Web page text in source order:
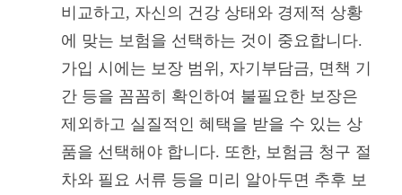
비교하고, 자신의 건강 상태와 경제적 상황
에 맞는 보험을 선택하는 것이 중요합니다.
가입 시에는 보장 범위, 자기부담금, 면책 기
간 등을 꼼꼼히 확인하여 불필요한 보장은
제외하고 실질적인 혜택을 받을 수 있는 상
품을 선택해야 합니다. 또한, 보험금 청구 절
차와 필요 서류 등을 미리 알아두면 추후 보